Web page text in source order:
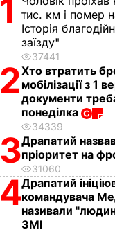
1
тис. км і помер
Історія
заїзду"
37441
2Хто втратить
мобілізації з 1
документи
понеділка
34339
3Драпатий
пріоритет на
31060
4Драпатий
командувача
називали
ЗМІ